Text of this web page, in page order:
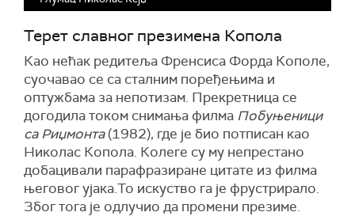
Терет славног презимена Копола
Као нећак редитеља Френсиса Форда Кополе,
суочавао се са сталним поређењима и
оптужбама за непотизам. Прекретница се
догодила током снимања филма Побуњеници
са Риџмонта(1982), где је био потписан као
Николас Копола. Колеге су му непрестано
добацивали парафразиране цитате из филма
његовог ујака.То искуство га је фрустрирало.
Због тога је одлучио да промени презиме.